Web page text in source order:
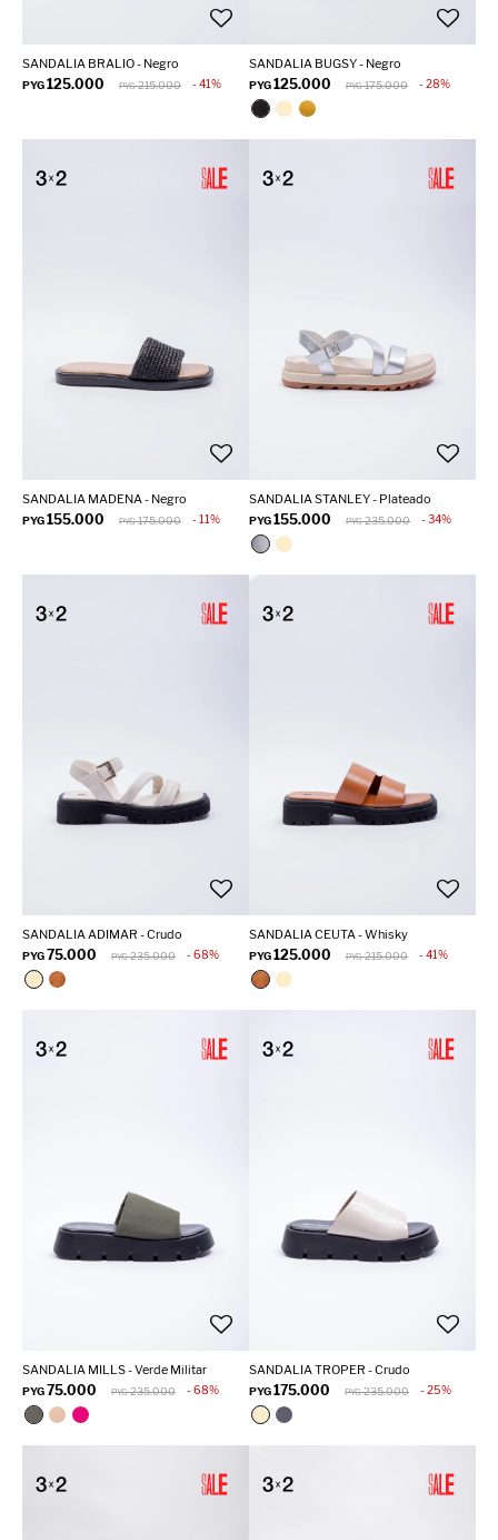
SANDALIA BRALIO - Negro
PYG125.000 PYG 215.000 41
SANDALIA BUGSY - Negro
PYG125.000 PYG 175.000 28
SANDALIA MADENA - Negro
PYG155.000 PYG 175.000 11
SANDALIA STANLEY - Plateado
PYG155.000 PYG 235.000 34
SANDALIA ADIMAR - Crudo
PYG75.000 PYG 235.000 68
SANDALIA CEUTA - Whisky
PYG125.000 PYG 215.000 41
SANDALIA MILLS - Verde Militar
PYG75.000 PYG 235.000 68
SANDALIA TROPER - Crudo
PYG175.000 PYG 235.000 25